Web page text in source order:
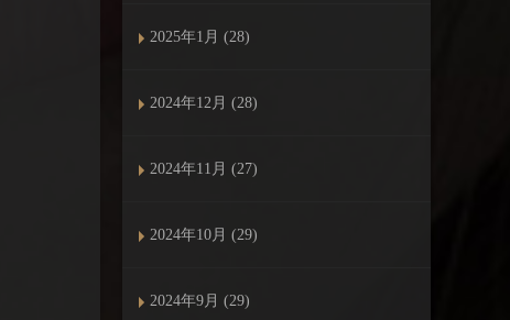
2025年1月 (28)
2024年12月 (28)
2024年11月 (27)
2024年10月 (29)
2024年9月 (29)